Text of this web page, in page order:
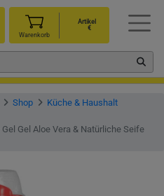
Warenkorb
Artikel
€
Shop
Küche & Haushalt
Gel Aloe Vera & Natürliche Seife